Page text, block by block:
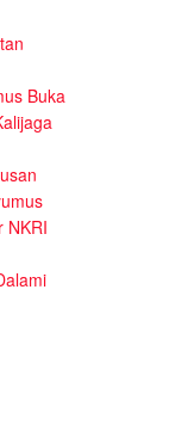
Buka
NKRI